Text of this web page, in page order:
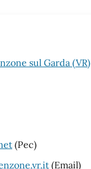
sul Garda (VR)
(Pec)
(Email)